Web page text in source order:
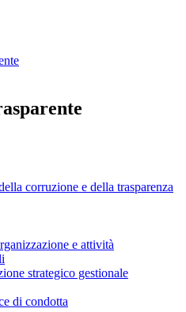
corruzione e della trasparenza
e attività
strategico gestionale
di condotta